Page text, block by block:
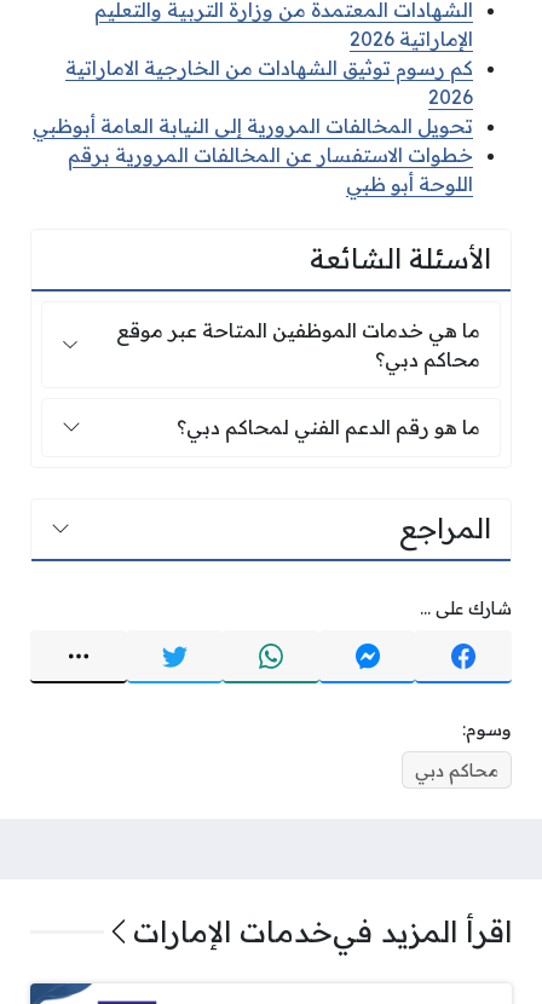
الشهادات المعتمدة من وزارة التربية والتعليم
الإماراتية 2026
كم رسوم توثيق الشهادات من الخارجية الاماراتية
2026
تحويل المخالفات المرورية إلى النيابة العامة أبوظبي
خطوات الاستفسار عن المخالفات المرورية برقم
اللوحة أبو ظبي
الأسئلة الشائعة
ما هي خدمات الموظفين المتاحة عبر موقع
ما هي خدمات الموظفين المتاحة عبر موقع
محاكم دبي؟
ما هو رقم الدعم الفني لمحاكم دبي؟
ما هو رقم الدعم الفني لمحاكم دبي؟
المراجع
شارك على ...
وسوم:
محاكم دبي
اقرأ المزيد فيخدمات الإمارات